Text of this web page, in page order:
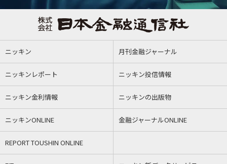
ニッキン 月刊金融ジャーナル
ニッキンレポート ニッキン投信情報
ニッキン金利情報 ニッキンの出版物
ニッキンONLINE 金融ジャーナルONLINE
REPORT TOUSHIN ONLINE